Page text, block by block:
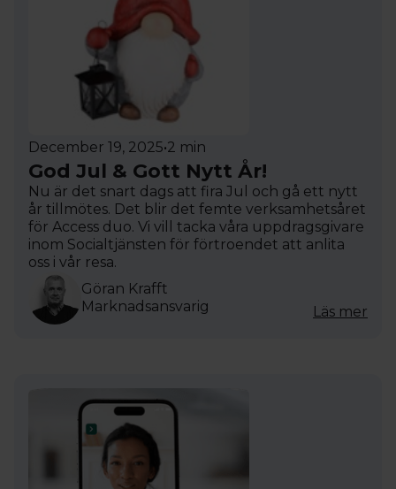
December 19, 2025•2 min
God Jul & Gott Nytt År!
Nu är det snart dags att fira Jul och gå ett nytt
år tillmötes. Det blir det femte verksamhetsåret
för Access duo. Vi vill tacka våra uppdragsgivare
inom Socialtjänsten för förtroendet att anlita
oss i vår resa.
Göran Krafft
Marknadsansvarig
Läs mer